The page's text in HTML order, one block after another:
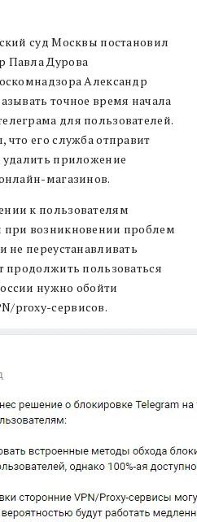
суд Москвы постановил
Павла Дурова
Александр
точное время начала
для пользователей.
его служба отправит
удалить приложение
магазинов.
к пользователям
при возникновении проблем
не переустанавливать
продолжить пользоваться
нужно обойти
proxy-сервисов.